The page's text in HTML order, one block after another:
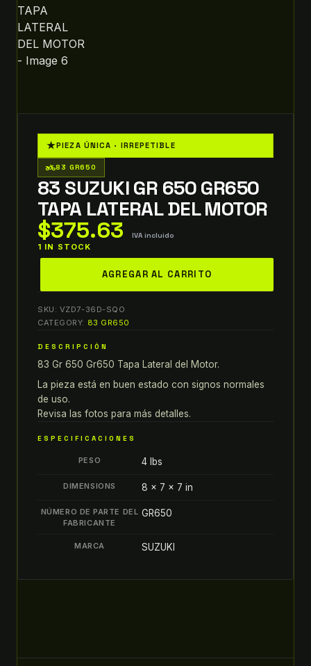
★PIEZA ÚNICA · IRREPETIBLE
two_wheeler83 GR650
83 SUZUKI GR 650 GR650
TAPA LATERAL DEL MOTOR
$375.63 IVA incluido
1 IN STOCK
650
TAPA
LATERAL
DEL
MOTOR
quantity
AGREGAR AL CARRITO
SKU: VZD7-36D-SQO
CATEGORY: 83 GR650
DESCRIPCIÓN
83 Gr 650 Gr650 Tapa Lateral del Motor.
La pieza está en buen estado con signos normales
de uso.
Revisa las fotos para más detalles.
ESPECIFICACIONES
PESO 4 lbs
DIMENSIONS 8 × 7 × 7 in
NÚMERO DE PARTE DEL
FABRICANTE
GR650
MARCA SUZUKI